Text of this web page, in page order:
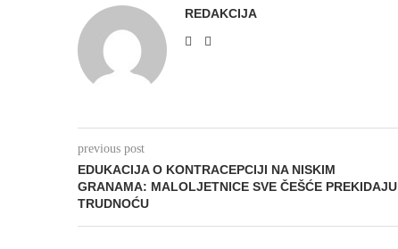
REDAKCIJA
previous post
EDUKACIJA O KONTRACEPCIJI NA NISKIM
GRANAMA: MALOLJETNICE SVE ČEŠĆE PREKIDAJU
TRUDNOĆU